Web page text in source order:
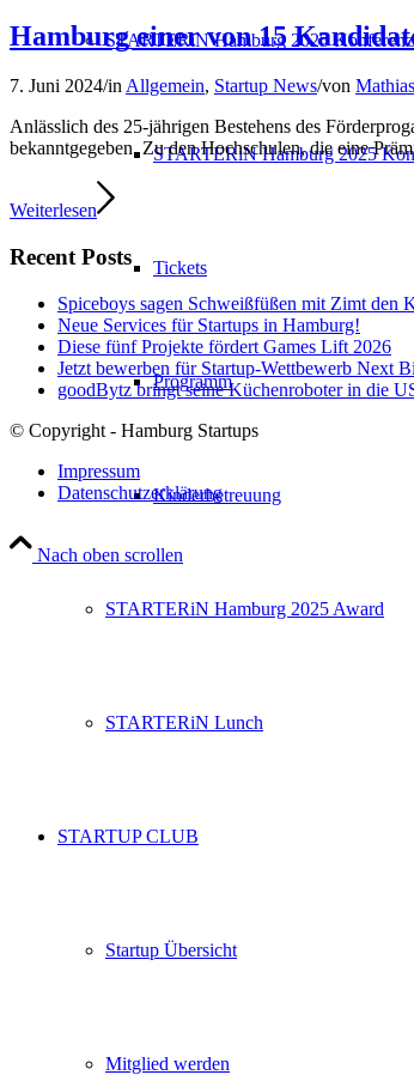
STARTERiN Hamburg 2025 Konferenz
STARTERiN Hamburg 2025
Tickets
Programm
Kinderbetreuung
STARTERiN Hamburg 2025 Award
STARTERiN Lunch
STARTUP CLUB
Startup Übersicht
Mitglied werden
Hamburg einer von 15
7. Juni 2024/inAllgemein, Startup News/von
Anlässlich des 25-jährigen Bestehens des
bekanntgegeben. Zu den Hochschulen, die eine
Weiterlesen
Recent Posts
Spiceboys sagen Schweißfüßen mit Zimt den
Neue Services für Startups in Hamburg!
Diese fünf Projekte fördert Games Lift 2026
Jetzt bewerben für Startup-Wettbewerb Next
goodBytz bringt seine Küchenroboter in die
© Copyright - Hamburg Startups
Impressum
Datenschutzerklärung
Nach oben scrollen